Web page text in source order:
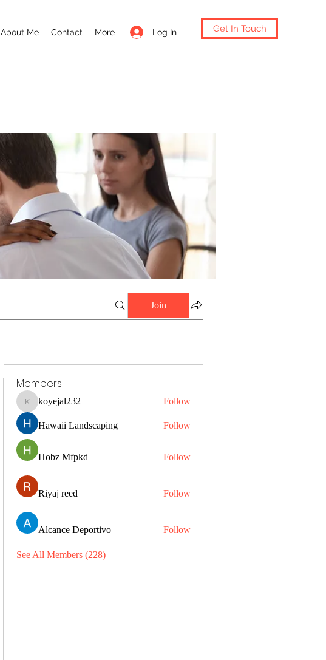
Log In
About Me Contact More Get In Touch
Join
Members
koyejal232
koyejal232 Follow
Hawaii Landscaping Follow
Hobz Mfpkd Follow
Riyaj reed Follow
Alcance Deportivo Follow
See All Members (228)